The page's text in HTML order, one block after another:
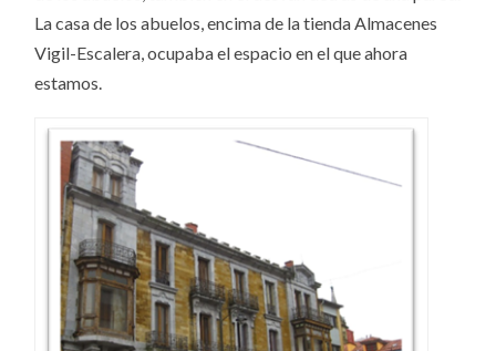
La casa de los abuelos, encima de la tienda Almacenes
Vigil-Escalera, ocupaba el espacio en el que ahora
estamos.